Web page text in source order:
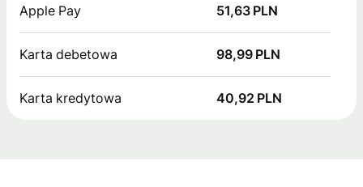
Apple Pay 51,63 PLN
Karta debetowa 98,99 PLN
Karta kredytowa 40,92 PLN